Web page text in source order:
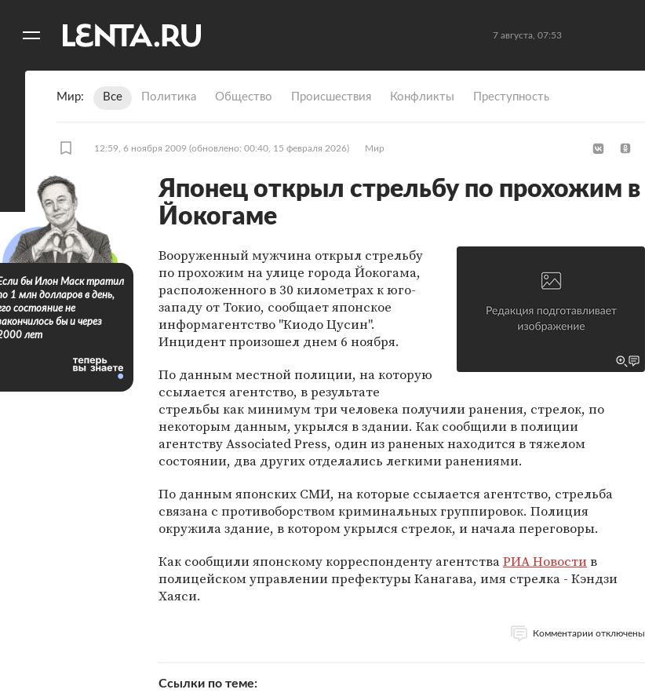
7 августа, 07:53
Мир Все Политика Общество Происшествия Конфликты Преступность
12:59, 6 ноября 2009 (обновлено: 00:40, 15 февраля 2026) Мир
Японец открыл стрельбу по прохожим в
Йокогаме
Вооруженный мужчина открыл стрельбу
по прохожим на улице города Йокогама,
расположенного в 30 километрах к юго-
западу от Токио, сообщает японское
информагентство "Киодо Цусин".
Инцидент произошел днем 6 ноября.
По данным местной полиции, на которую
ссылается агентство, в результате
стрельбы как минимум три человека получили ранения, стрелок, по
некоторым данным, укрылся в здании. Как сообщили в полиции
агентству Associated Press, один из раненых находится в тяжелом
состоянии, два других отделались легкими ранениями.
По данным японских СМИ, на которые ссылается агентство, стрельба
связана с противоборством криминальных группировок. Полиция
окружила здание, в котором укрылся стрелок, и начала переговоры.
Как сообщили японскому корреспонденту агентстваРИА Новостив
полицейском управлении префектуры Канагава, имя стрелка - Кэндзи
Хаяси.
Комментарии отключены
Ссылки по теме
бы Илон Маск тратил
1 млн долларов в день,
состояние не
бы и через
лет